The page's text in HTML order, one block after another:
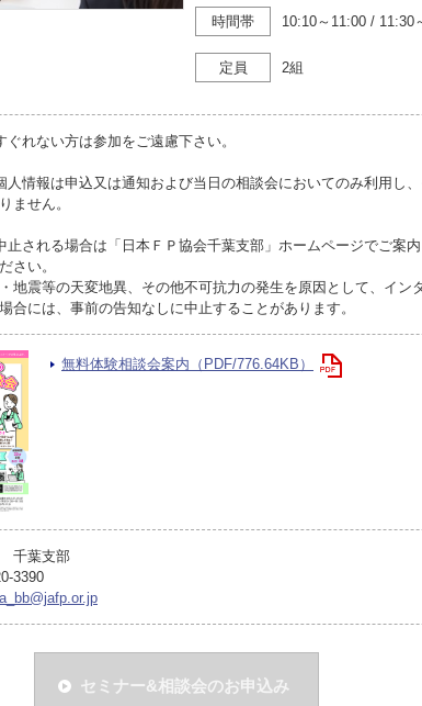
時間帯 10:10～11:00 / 11:30
定員 2組
ぐれない方は参加をご遠慮下さい。
人情報は申込又は通知および当日の相談会においてのみ利用し
ません。
止される場合は「日本ＦＰ協会千葉支部」ホームページでご案内
さい。
地震等の天変地異、その他不可抗力の発生を原因として、イン
合には、事前の告知なしに中止することがあります。
無料体験相談会案内（PDF/776.64KB）
千葉支部
3390
セミナー&相談会のお申込み